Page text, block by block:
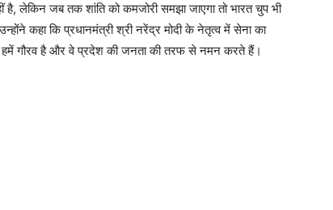
है, लेकिन जब तक शांति को कमजोरी समझा जाएगा तो भारत चुप भी
कहा कि प्रधानमंत्री श्री नरेंद्र मोदी के नेतृत्व में सेना का
हमें गौरव है और वे प्रदेश की जनता की तरफ से नमन करते हैं।